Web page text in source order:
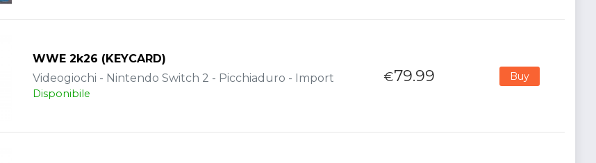
WWE 2k26 (KEYCARD)
Videogiochi - Nintendo Switch 2 - Picchiaduro - Import
Disponibile
€79.99 Buy